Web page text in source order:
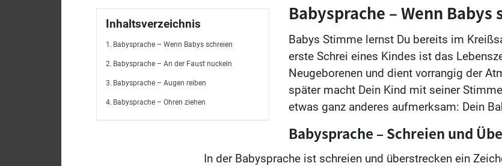
Inhaltsverzeichnis
Babysprache – Wenn Babys schreien
Babysprache – An der Faust nuckeln
Babysprache – Augen reiben
Babysprache – Ohren ziehen
Babysprache – Wenn Babys
Babys Stimme lernst Du bereits im
erste Schrei eines Kindes ist das
Neugeborenen und dient vorrangig der
später macht Dein Kind mit seiner
etwas ganz anderes aufmerksam: Dein
Babysprache – Schreien und
In der Babysprache ist schreien und überstrecken ein